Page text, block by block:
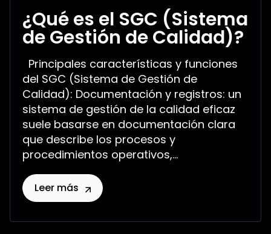
¿Qué es el SGC (Sistema
de Gestión de Calidad)?
Principales características y funciones
del SGC (Sistema de Gestión de
Calidad): Documentación y registros: un
sistema de gestión de la calidad eficaz
suele basarse en documentación clara
que describe los procesos y
procedimientos operativos,...
Leer más